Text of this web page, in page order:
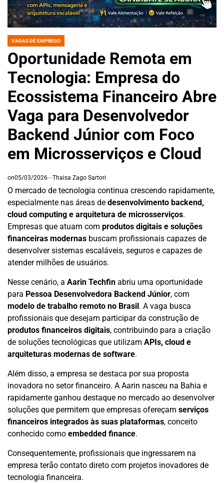
POSTED
VAGAS DE EMPREGO
Oportunidade Remota em
Tecnologia: Empresa do
Ecossistema Financeiro Abre
Vaga para Desenvolvedor
Backend Júnior com Foco
em Microsserviços e Cloud
on05/03/2026 Thaisa Zago Sartori
O mercado de tecnologia continua crescendo rapidamente,
especialmente nas áreas de desenvolvimento backend,
cloud computing e arquitetura de microsserviços.
Empresas que atuam com produtos digitais e soluções
financeiras modernas buscam profissionais capazes de
desenvolver sistemas escaláveis, seguros e capazes de
atender milhões de usuários.
Nesse cenário, a Aarin Techfin abriu uma oportunidade
para Pessoa Desenvolvedora Backend Júnior, com
modelo de trabalho remoto no Brasil. A vaga busca
profissionais que desejam participar da construção de
produtos financeiros digitais, contribuindo para a criação
de soluções tecnológicas que utilizam APIs, cloud e
arquiteturas modernas de software.
Além disso, a empresa se destaca por sua proposta
inovadora no setor financeiro. A Aarin nasceu na Bahia e
rapidamente ganhou destaque no mercado ao desenvolver
soluções que permitem que empresas ofereçam serviços
financeiros integrados às suas plataformas, conceito
conhecido como embedded finance.
Consequentemente, profissionais que ingressarem na
empresa terão contato direto com projetos inovadores de
tecnologia financeira.